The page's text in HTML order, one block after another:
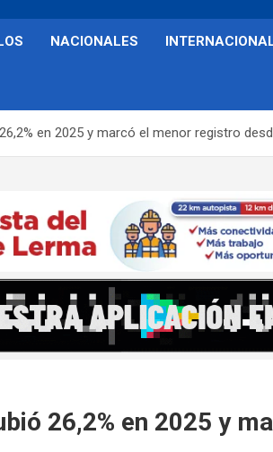
NACIONALES
en 2025 y marcó el menor registro
26,2% en 2025 y